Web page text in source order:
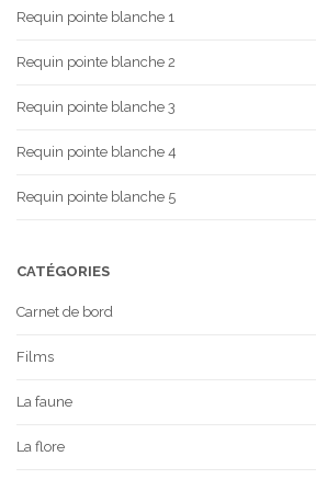
Requin pointe blanche 1
Requin pointe blanche 2
Requin pointe blanche 3
Requin pointe blanche 4
Requin pointe blanche 5
CATÉGORIES
Carnet de bord
Films
La faune
La flore